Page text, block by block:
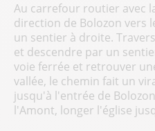
Au carrefour routier avec
direction de Bolozon vers
un sentier à droite.
et descendre par un
voie ferrée et retrouver
vallée, le chemin fait un
jusqu'à l'entrée de
l'Amont, longer l'église